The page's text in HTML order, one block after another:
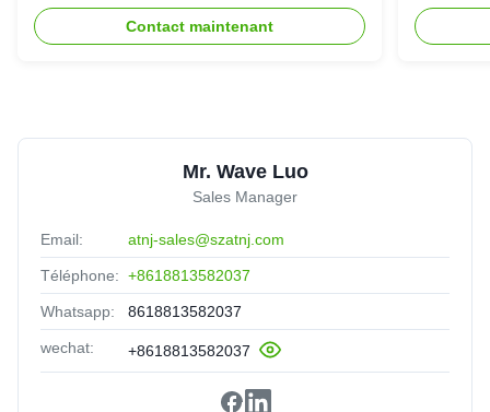
Pico Répéteur
Contact maintenant
Mr. Wave Luo
Sales Manager
Email: atnj-sales@szatnj.com
Téléphone: +8618813582037
Whatsapp: 8618813582037
wechat: +8618813582037